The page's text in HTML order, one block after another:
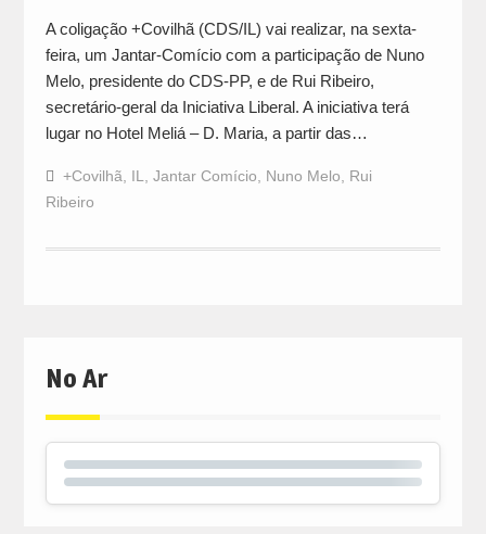
A coligação +Covilhã (CDS/IL) vai realizar, na sexta-
feira, um Jantar-Comício com a participação de Nuno
Melo, presidente do CDS-PP, e de Rui Ribeiro,
secretário-geral da Iniciativa Liberal. A iniciativa terá
lugar no Hotel Meliá – D. Maria, a partir das…
+Covilhã, IL, Jantar Comício, Nuno Melo, Rui
Ribeiro
No Ar